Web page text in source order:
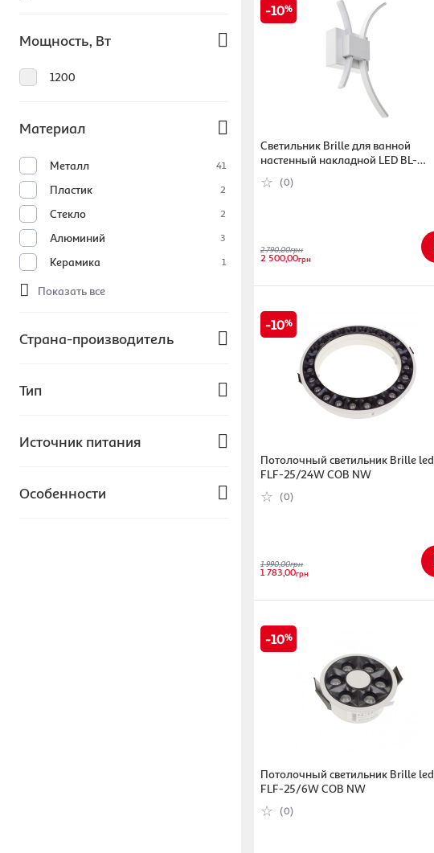
Мощность, Вт
1200
Материал
Металл 41
Пластик 2
Стекло 2
Алюминий 3
Керамика 1
Показать все
Страна-производитель
Бельгия
Показать все
Тип
Источник питания
Особенности
10
Светильник Brille для ванной
настенный накладной LED BL-
379W/6W WH
(0)
2 790,00грн
2 500,00грн
10
Потолочный светильник Brille led
FLF-25/24W COB NW
(0)
1 990,00грн
1 783,00грн
10
Потолочный светильник Brille led
FLF-25/6W COB NW
(0)